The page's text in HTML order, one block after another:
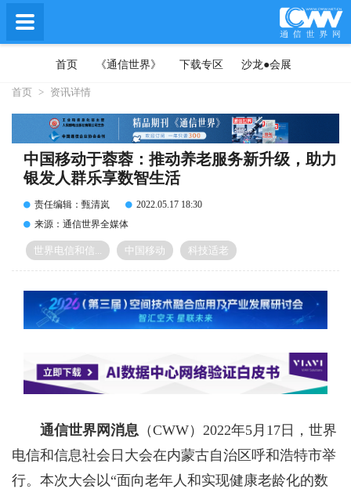
首页 《通信世界》 下载专区 沙龙●会展
首页 > 资讯详情
中国移动于蓉蓉：推动养老服务新升级，助力
银发人群乐享数智生活
责任编辑：甄清岚
2022.05.17 18:30
来源：通信世界全媒体
世界电信和信... 中国移动 科技适老
通信世界网消息 （CWW） 2022年5月17日，世界
电信和信息社会日大会在内蒙古自治区呼和浩特市举
行。本次大会以“面向老年人和实现健康老龄化的数